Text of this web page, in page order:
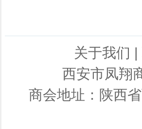
关于我们 |
西安市凤翔
商会地址：陕西